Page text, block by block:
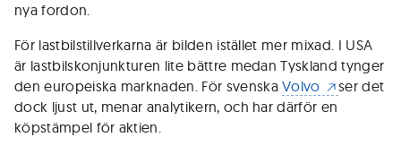
nya fordon.
För lastbilstillverkarna är bilden istället mer mixad. I USA
är lastbilskonjunkturen lite bättre medan Tyskland tynger
den europeiska marknaden. För svenskaVolvo
ser det
dock ljust ut, menar analytikern, och har därför en
köpstämpel för aktien.